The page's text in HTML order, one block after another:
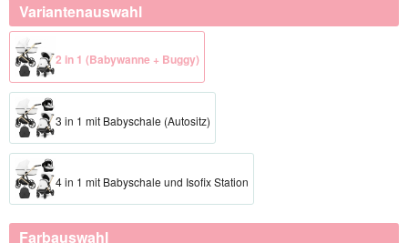
Variantenauswahl
2 in 1 (Babywanne + Buggy)
3 in 1 mit Babyschale (Autositz)
4 in 1 mit Babyschale und Isofix Station
Farbauswahl